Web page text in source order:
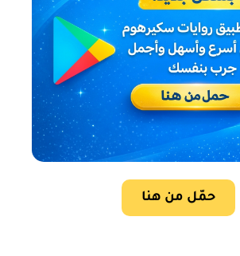
حمّل من هنا